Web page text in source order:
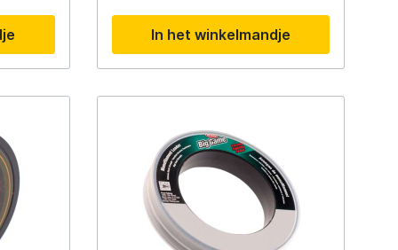
omstandigheden, hol van binnen en
extreem schuurbestendig.
In het winkelmandje